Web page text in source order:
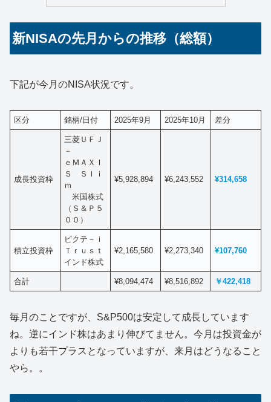
新NISAの先月からの推移（総額）
下記が今月のNISA状況です。
区分 銘柄/日付 2025年9月 2025年10月 差分
成長投資枠
三菱ＵＦＪ
－
ｅＭＡＸＩ
Ｓ Ｓｌｉ
ｍ
米国株式
（Ｓ＆Ｐ５
００）
¥5,928,894 ¥6,243,552 ¥314,658
積立投資枠
ピクテ－ｉ
Ｔｒｕｓｔ
インド株式
¥2,165,580 ¥2,273,340 ¥107,760
合計 ¥8,094,474 ¥8,516,892 ￥422,418
毎月のことですが、S&P500は安定して成長しています
ね。逆にインド株はあまり伸びてません。今月は投資金が
よりも若干プラスとなっていますが、来月はどうなること
やら。。